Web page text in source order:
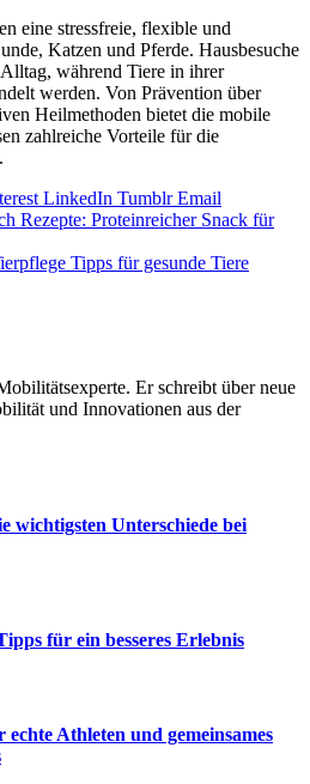
eine stressfreie, flexible und
Katzen und Pferde. Hausbesuche
während Tiere in ihrer
werden. Von Prävention über
Heilmethoden bietet die mobile
zahlreiche Vorteile für die
LinkedIn Tumblr Email
Rezepte: Proteinreicher Snack für
Tipps für gesunde Tiere
Er schreibt über neue
und Innovationen aus der
wichtigsten Unterschiede bei
für ein besseres Erlebnis
Athleten und gemeinsames